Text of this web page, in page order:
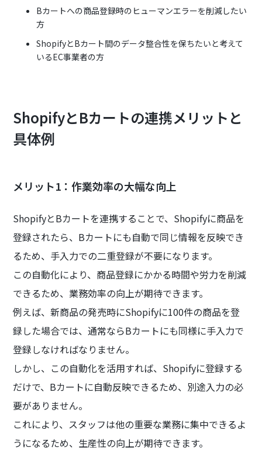
Bカートへの商品登録時のヒューマンエラーを削減したい
方
ShopifyとBカート間のデータ整合性を保ちたいと考えて
いるEC事業者の方
ShopifyとBカートの連携メリットと
具体例
メリット1：作業効率の大幅な向上
ShopifyとBカートを連携することで、Shopifyに商品を
登録されたら、Bカートにも自動で同じ情報を反映でき
るため、手入力での二重登録が不要になります。
この自動化により、商品登録にかかる時間や労力を削減
できるため、業務効率の向上が期待できます。
例えば、新商品の発売時にShopifyに100件の商品を登
録した場合では、通常ならBカートにも同様に手入力で
登録しなければなりません。
しかし、この自動化を活用すれば、Shopifyに登録する
だけで、Bカートに自動反映できるため、別途入力の必
要がありません。
これにより、スタッフは他の重要な業務に集中できるよ
うになるため、生産性の向上が期待できます。